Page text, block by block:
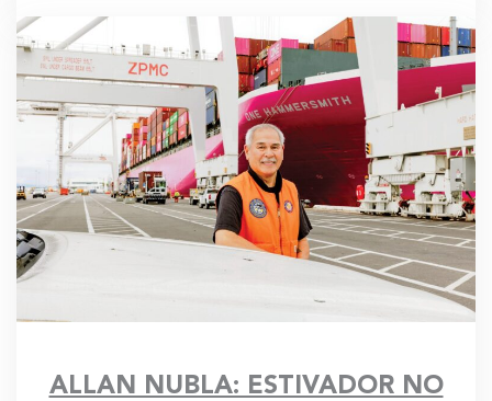
ALLAN NUBLA: ESTIVADOR NO